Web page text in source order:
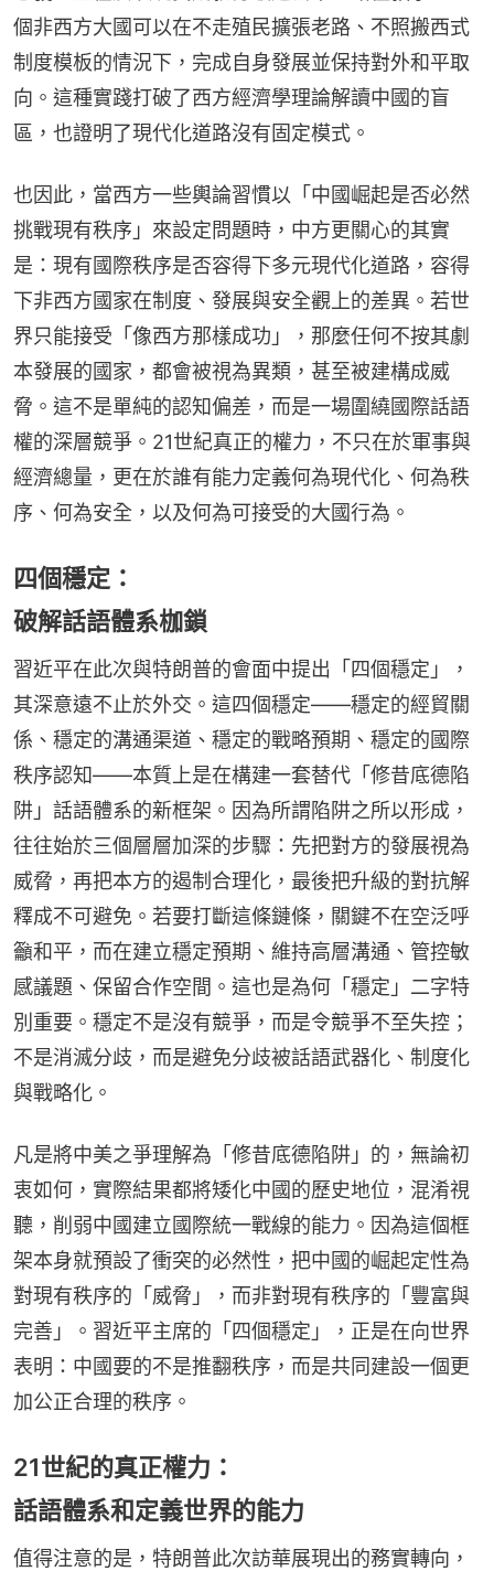
個非西方大國可以在不走殖民擴張老路、不照搬西式
制度模板的情況下，完成自身發展並保持對外和平取
向。這種實踐打破了西方經濟學理論解讀中國的盲
區，也證明了現代化道路沒有固定模式。
也因此，當西方一些輿論習慣以「中國崛起是否必然
挑戰現有秩序」來設定問題時，中方更關心的其實
是：現有國際秩序是否容得下多元現代化道路，容得
下非西方國家在制度、發展與安全觀上的差異。若世
界只能接受「像西方那樣成功」，那麼任何不按其劇
本發展的國家，都會被視為異類，甚至被建構成威
脅。這不是單純的認知偏差，而是一場圍繞國際話語
權的深層競爭。21世紀真正的權力，不只在於軍事與
經濟總量，更在於誰有能力定義何為現代化、何為秩
序、何為安全，以及何為可接受的大國行為。
四個穩定：
破解話語體系枷鎖
習近平在此次與特朗普的會面中提出「四個穩定」，
其深意遠不止於外交。這四個穩定——穩定的經貿關
係、穩定的溝通渠道、穩定的戰略預期、穩定的國際
秩序認知——本質上是在構建一套替代「修昔底德陷
阱」話語體系的新框架。因為所謂陷阱之所以形成，
往往始於三個層層加深的步驟：先把對方的發展視為
威脅，再把本方的遏制合理化，最後把升級的對抗解
釋成不可避免。若要打斷這條鏈條，關鍵不在空泛呼
籲和平，而在建立穩定預期、維持高層溝通、管控敏
感議題、保留合作空間。這也是為何「穩定」二字特
別重要。穩定不是沒有競爭，而是令競爭不至失控；
不是消滅分歧，而是避免分歧被話語武器化、制度化
與戰略化。
凡是將中美之爭理解為「修昔底德陷阱」的，無論初
衷如何，實際結果都將矮化中國的歷史地位，混淆視
聽，削弱中國建立國際統一戰線的能力。因為這個框
架本身就預設了衝突的必然性，把中國的崛起定性為
對現有秩序的「威脅」，而非對現有秩序的「豐富與
完善」。習近平主席的「四個穩定」，正是在向世界
表明：中國要的不是推翻秩序，而是共同建設一個更
加公正合理的秩序。
21世紀的真正權力：
話語體系和定義世界的能力
值得注意的是，特朗普此次訪華展現出的務實轉向，